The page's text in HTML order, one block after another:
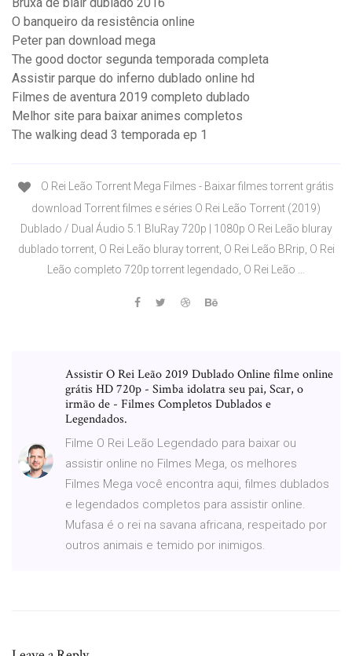
Bruxa de blair dublado 2016
O banqueiro da resistência online
Peter pan download mega
The good doctor segunda temporada completa
Assistir parque do inferno dublado online hd
Filmes de aventura 2019 completo dublado
Melhor site para baixar animes completos
The walking dead 3 temporada ep 1
O Rei Leão Torrent Mega Filmes - Baixar filmes torrent grátis
download Torrent filmes e séries O Rei Leão Torrent (2019)
Dublado / Dual Áudio 5.1 BluRay 720p | 1080p O Rei Leão bluray
dublado torrent, O Rei Leão bluray torrent, O Rei Leão BRrip, O Rei
Leão completo 720p torrent legendado, O Rei Leão …
Assistir O Rei Leão 2019 Dublado Online filme online
grátis HD 720p - Simba idolatra seu pai, Scar, o
irmão de - Filmes Completos Dublados e
Legendados.
Filme O Rei Leão Legendado para baixar ou
assistir online no Filmes Mega, os melhores
Filmes Mega você encontra aqui, filmes dublados
e legendados completos para assistir online.
Mufasa é o rei na savana africana, respeitado por
outros animais e temido por inimigos.